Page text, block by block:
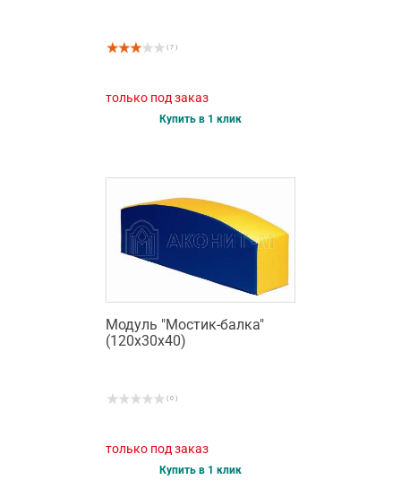
( 7 )
только под заказ
Купить в 1 клик
Модуль "Мостик-балка"
(120х30х40)
( 0 )
только под заказ
Купить в 1 клик